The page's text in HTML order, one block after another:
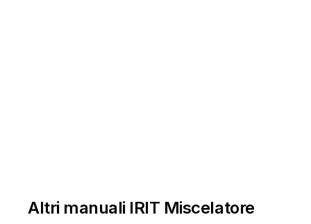
Altri manuali IRIT Miscelatore